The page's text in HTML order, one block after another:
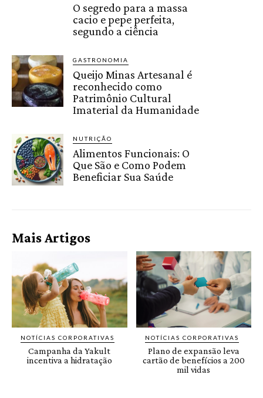
O segredo para a massa
cacio e pepe perfeita,
segundo a ciência
GASTRONOMIA
Queijo Minas Artesanal é
reconhecido como
Patrimônio Cultural
Imaterial da Humanidade
NUTRIÇÃO
Alimentos Funcionais: O
Que São e Como Podem
Beneficiar Sua Saúde
Mais Artigos
NOTÍCIAS CORPORATIVAS
Campanha da Yakult
incentiva a hidratação
NOTÍCIAS CORPORATIVAS
Plano de expansão leva
cartão de benefícios a 200
mil vidas